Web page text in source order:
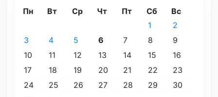
Пн Вт Ср Чт Пт Сб Вс
1
2
3
4 5 6 7 8
9
10
11 12 13 14 15
16
17
18 19 20 21 22
23
24
25 26 27 28 29
30